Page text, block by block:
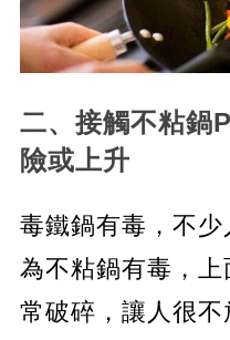
二、接觸不粘鍋
險或上升
毒鐵鍋有毒，不
為不粘鍋有毒，
常破碎，讓人很不